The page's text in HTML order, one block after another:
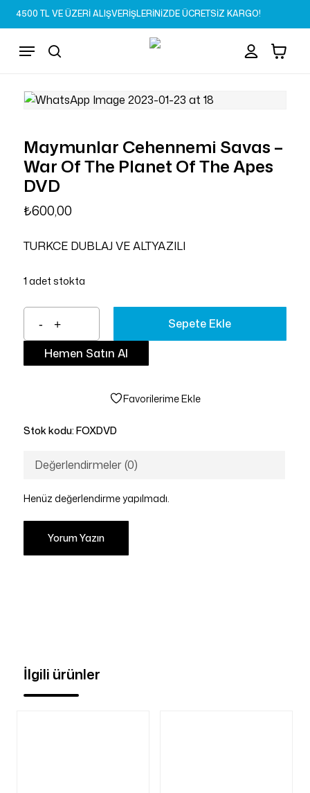
Skip
to
content
4500 TL VE ÜZERİ ALIŞVERİŞLERİNİZDE ÜCRETSİZ KARGO!
search
Menu Sepet Close
Cart
Maymunlar Cehennemi Savas –
War Of The Planet Of The Apes
DVD
₺600,00
TURKCE DUBLAJ VE ALTYAZILI
1 adet stokta
Sepete Ekle
Hemen Satın Al
Favorilerime Ekle
Stok kodu: FOXDVD
Değerlendirmeler (0)
Henüz değerlendirme yapılmadı.
Yorum Yazın
İlgili ürünler